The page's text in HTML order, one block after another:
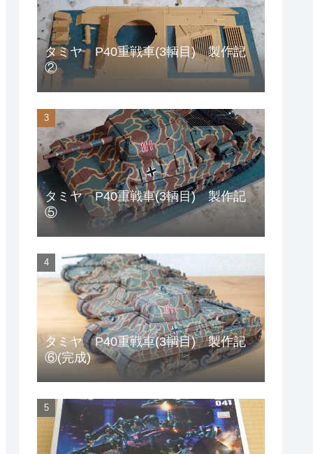
タミヤ P40重戦車(3輌目) 製作記
②
タミヤ P40重戦車(3輌目) 製作記
⑤
タミヤ P40重戦車(3輌目) 製作記
⑥(完成)